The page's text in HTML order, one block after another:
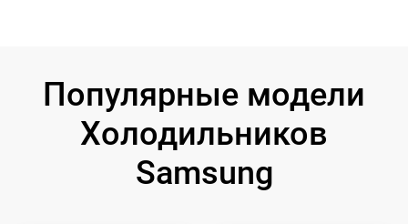
Популярные модели
Холодильников
Samsung